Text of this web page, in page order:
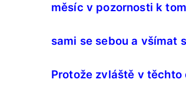
měsíc v pozornosti k
sami se sebou a všímat
Protože zvláště v